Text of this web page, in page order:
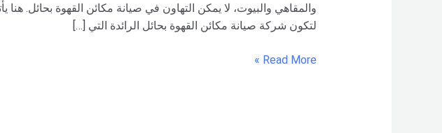
والمقاهي والبيوت، لا يمكن التهاون في صيانة مكائن القهوة بحائل. هنا
لتكون شركة صيانة مكائن القهوة بحائل الرائدة التي […]
Read More »